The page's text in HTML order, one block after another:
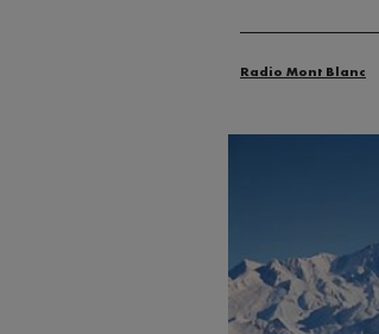
Radio Mont Blanc